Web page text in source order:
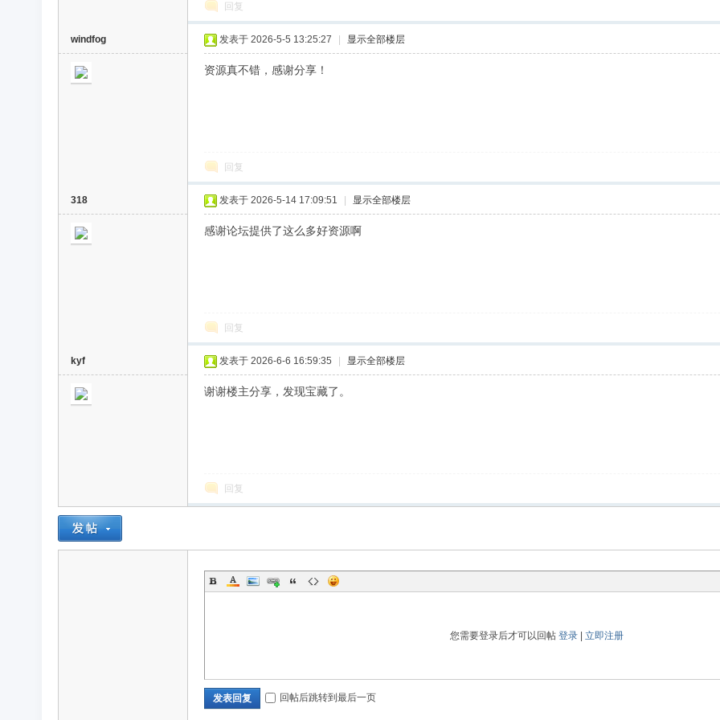
回复
windfog 发表于 2026-5-5 13:25:27 显示全部楼层
资源真不错，感谢分享！
回复
318 发表于 2026-5-14 17:09:51 显示全部楼层
感谢论坛提供了这么多好资源啊
回复
kyf 发表于 2026-6-6 16:59:35 显示全部楼层
谢谢楼主分享，发现宝藏了。
回复
您需要登录后才可以回帖 登录| 立即注册
发表回复 回帖后跳转到最后一页